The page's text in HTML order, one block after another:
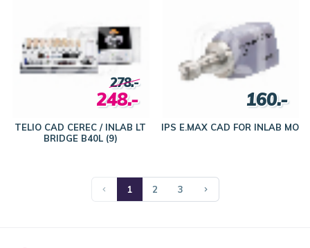
TELIO CAD CEREC / INLAB LT
BRIDGE B40L (9)
278.-
248.-
IPS E.MAX CAD FOR INLAB MO
160.-
1 2 3